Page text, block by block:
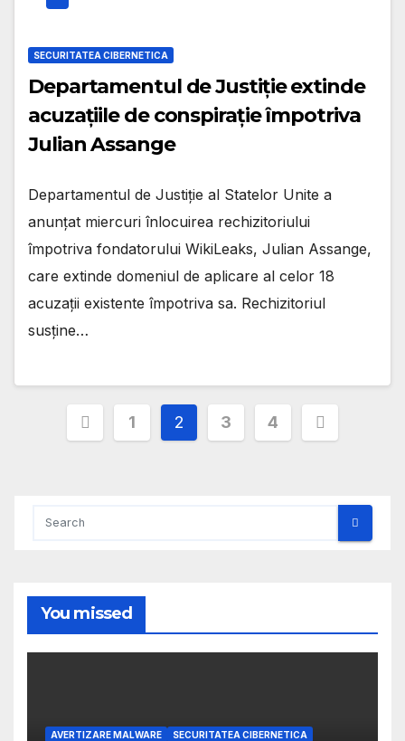
SECURITATEA CIBERNETICA
Departamentul de Justiție extinde
acuzațiile de conspirație împotriva
Julian Assange
Departamentul de Justiție al Statelor Unite a
anunțat miercuri înlocuirea rechizitoriului
împotriva fondatorului WikiLeaks, Julian Assange,
care extinde domeniul de aplicare al celor 18
acuzații existente împotriva sa. Rechizitoriul
susține…
Posts
1 2 3 4
You missed
AVERTIZARE MALWARE SECURITATEA CIBERNETICA